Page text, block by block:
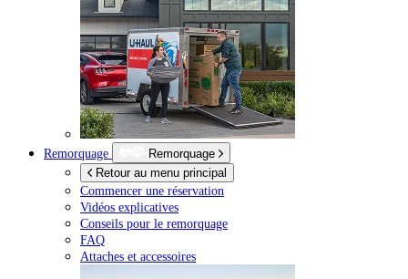
Remorquage
Remorquage
Retour au menu principal
Commencer une réservation
Vidéos explicatives
Conseils pour le remorquage
FAQ
Attaches et accessoires